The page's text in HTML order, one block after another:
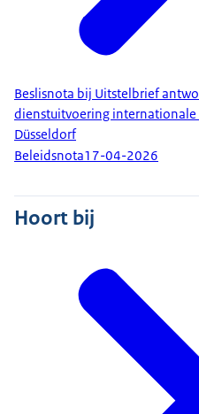
Beslisnota bij Uitstelbrief
dienstuitvoering
Düsseldorf
Beleidsnota17-04-2026
Hoort bij